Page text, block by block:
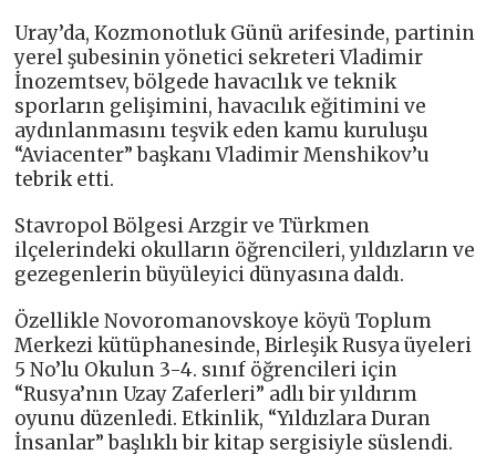
Uray’da, Kozmonotluk Günü arifesinde, partinin
yerel şubesinin yönetici sekreteri Vladimir
İnozemtsev, bölgede havacılık ve teknik
sporların gelişimini, havacılık eğitimini ve
aydınlanmasını teşvik eden kamu kuruluşu
“Aviacenter” başkanı Vladimir Menshikov’u
tebrik etti.
Stavropol Bölgesi Arzgir ve Türkmen
ilçelerindeki okulların öğrencileri, yıldızların ve
gezegenlerin büyüleyici dünyasına daldı.
Özellikle Novoromanovskoye köyü Toplum
Merkezi kütüphanesinde, Birleşik Rusya üyeleri
5 No’lu Okulun 3-4. sınıf öğrencileri için
“Rusya’nın Uzay Zaferleri” adlı bir yıldırım
oyunu düzenledi. Etkinlik, “Yıldızlara Duran
İnsanlar” başlıklı bir kitap sergisiyle süslendi.